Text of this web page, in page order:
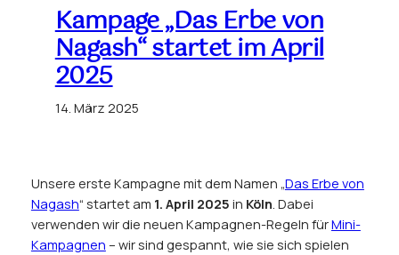
Kampage „Das Erbe von
Nagash“ startet im April
2025
14. März 2025
Unsere erste Kampagne mit dem Namen „Das Erbe von
Nagash“ startet am 1. April 2025 in Köln. Dabei
verwenden wir die neuen Kampagnen-Regeln fürMini-
Kampagnen – wir sind gespannt, wie sie sich spielen